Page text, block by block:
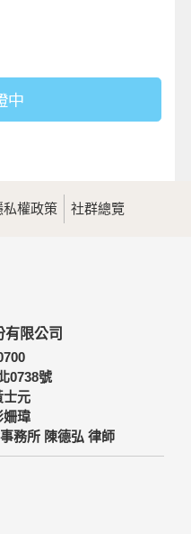
中
私權政策 社群總覽
限公司
0738號
士元
姍瑋
務所 陳德弘 律師